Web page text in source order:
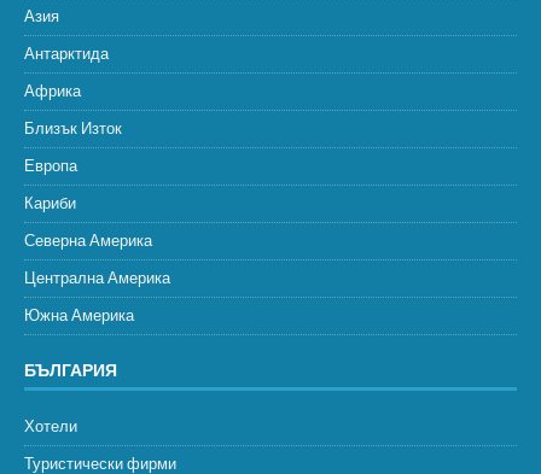
Азия
Антарктида
Африка
Близък Изток
Европа
Кариби
Северна Америка
Централна Америка
Южна Америка
БЪЛГАРИЯ
Хотели
Туристически фирми